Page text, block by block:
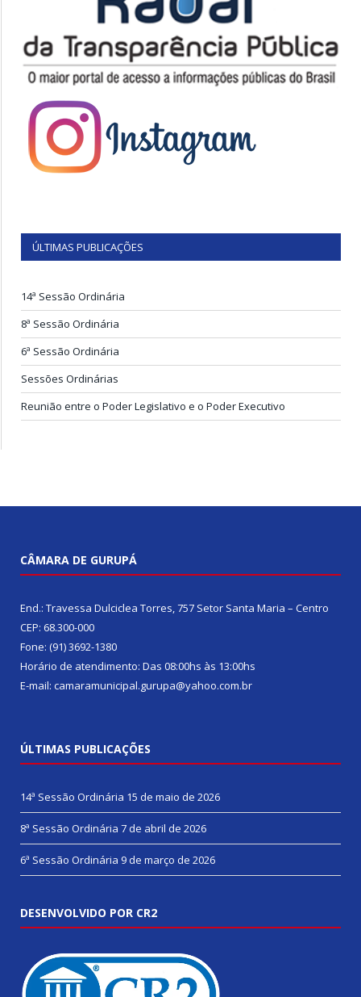
ÚLTIMAS PUBLICAÇÕES
14ª Sessão Ordinária
8ª Sessão Ordinária
6ª Sessão Ordinária
Sessões Ordinárias
Reunião entre o Poder Legislativo e o Poder Executivo
CÂMARA DE GURUPÁ
End.: Travessa Dulciclea Torres, 757 Setor Santa Maria – Centro
CEP: 68.300-000
Fone: (91) 3692-1380
Horário de atendimento: Das 08:00hs às 13:00hs
E-mail: camaramunicipal.gurupa@yahoo.com.br
ÚLTIMAS PUBLICAÇÕES
14ª Sessão Ordinária 15 de maio de 2026
8ª Sessão Ordinária 7 de abril de 2026
6ª Sessão Ordinária 9 de março de 2026
DESENVOLVIDO POR CR2